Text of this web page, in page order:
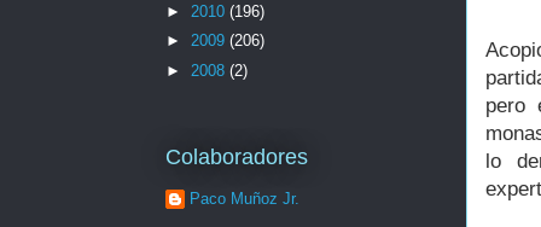
pero
lo
► 2010 (196)
► 2009 (206)
► 2008 (2)
Colaboradores
Paco Muñoz Jr.